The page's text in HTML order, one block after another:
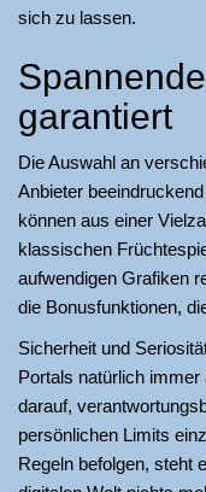
sich zu lassen.
garantiert
Die Auswahl an
Anbieter
können aus einer
klassischen
aufwendigen Grafiken
die Bonusfunktionen,
Sicherheit und
Portals natürlich
darauf,
persönlichen Limits
Regeln befolgen, steht